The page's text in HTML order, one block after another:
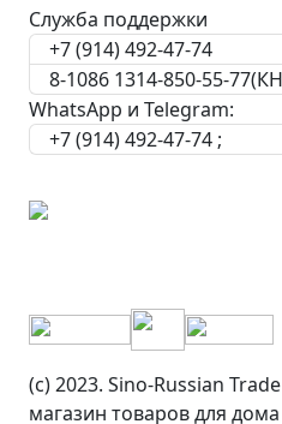
Служба поддержки
+7 (914) 492-47-74
8-1086 1314-850-55-
WhatsApp и Telegram:
+7 (914) 492-47-74 ;
(c) 2023. Sino-Russian
магазин товаров для